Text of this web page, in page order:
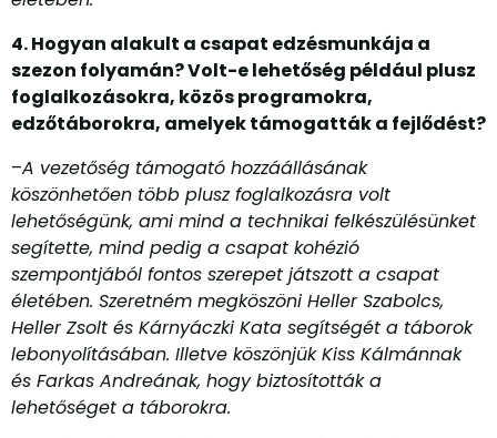
4. Hogyan alakult a csapat edzésmunkája a
szezon folyamán? Volt-e lehetőség például plusz
foglalkozásokra, közös programokra,
edzőtáborokra, amelyek támogatták a fejlődést?
–A vezetőség támogató hozzáállásának
köszönhetően több plusz foglalkozásra volt
lehetőségünk, ami mind a technikai felkészülésünket
segítette, mind pedig a csapat kohézió
szempontjából fontos szerepet játszott a csapat
életében. Szeretném megköszöni Heller Szabolcs,
Heller Zsolt és Kárnyáczki Kata segítségét a táborok
lebonyolításában. Illetve köszönjük Kiss Kálmánnak
és Farkas Andreának, hogy biztosították a
lehetőséget a táborokra.